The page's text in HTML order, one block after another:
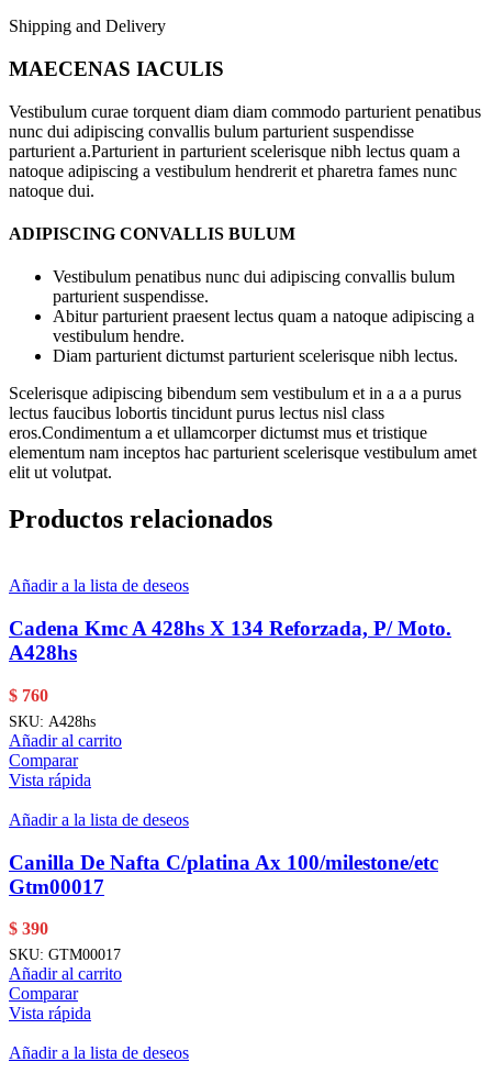
Shipping and Delivery
MAECENAS IACULIS
Vestibulum curae torquent diam diam commodo parturient penatibus
nunc dui adipiscing convallis bulum parturient suspendisse
parturient a.Parturient in parturient scelerisque nibh lectus quam a
natoque adipiscing a vestibulum hendrerit et pharetra fames nunc
natoque dui.
ADIPISCING CONVALLIS BULUM
Vestibulum penatibus nunc dui adipiscing convallis bulum
parturient suspendisse.
Abitur parturient praesent lectus quam a natoque adipiscing a
vestibulum hendre.
Diam parturient dictumst parturient scelerisque nibh lectus.
Scelerisque adipiscing bibendum sem vestibulum et in a a a purus
lectus faucibus lobortis tincidunt purus lectus nisl class
eros.Condimentum a et ullamcorper dictumst mus et tristique
elementum nam inceptos hac parturient scelerisque vestibulum amet
elit ut volutpat.
Productos relacionados
Añadir a la lista de deseos
Cadena Kmc A 428hs X 134 Reforzada, P/ Moto.
A428hs
$ 760
SKU: A428hs
Añadir al carrito
Comparar
Vista rápida
Añadir a la lista de deseos
Canilla De Nafta C/platina Ax 100/milestone/etc
Gtm00017
$ 390
SKU: GTM00017
Añadir al carrito
Comparar
Vista rápida
Añadir a la lista de deseos